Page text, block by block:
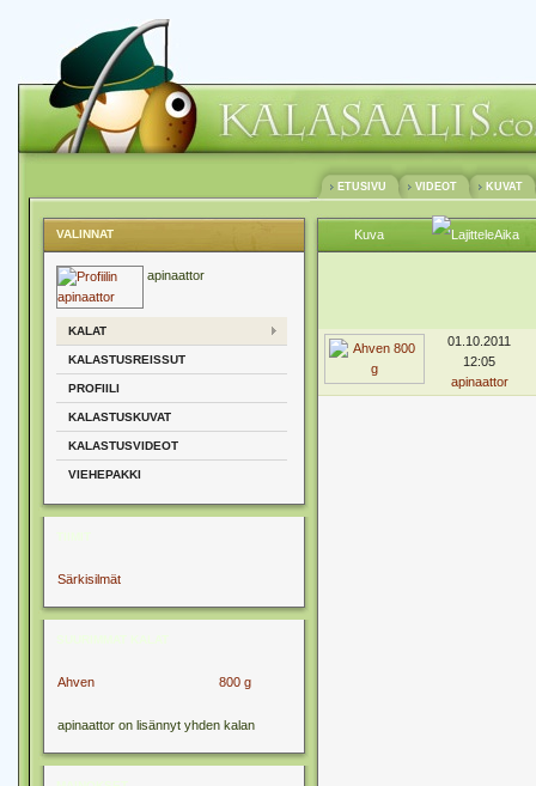
ETUSIVU VIDEOT KUVAT
VALINNAT
apinaattor
KALAT
KALASTUSREISSUT
PROFIILI
KALASTUSKUVAT
KALASTUSVIDEOT
VIEHEPAKKI
Särkisilmät
Ahven 800 g
apinaattor on lisännyt yhden kalan
Kuva Aika
01.10.2011
12:05
apinaattor